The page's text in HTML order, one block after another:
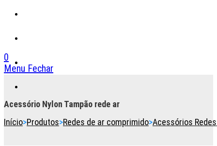
0
Menu Fechar
button
expand
Acessório Nylon Tampão rede ar
Início>Produtos>Redes de ar comprimido>Acessórios